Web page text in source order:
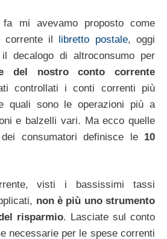
mi avevamo proposto come
corrente il libretto postale, oggi
decalogo di altroconsumo per
del nostro conto corrente
controllati i conti correnti più
quali sono le operazioni più a
e balzelli vari. Ma ecco quelle
consumatori definisce le10
visti i bassissimi tassi
non è più uno strumento
risparmio. Lasciate sul conto
necessarie per le spese correnti